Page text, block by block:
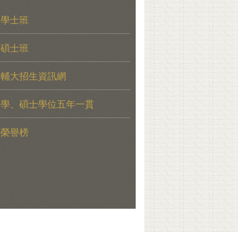
學士班
碩士班
輔大招生資訊網
學、碩士學位五年一貫
榮譽榜